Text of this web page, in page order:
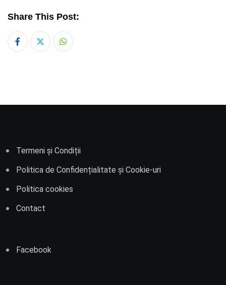
Share This Post:
Whatsapp
Termeni și Condiții
Politica de Confidențialitate și Cookie-uri
Politica cookies
Contact
Facebook